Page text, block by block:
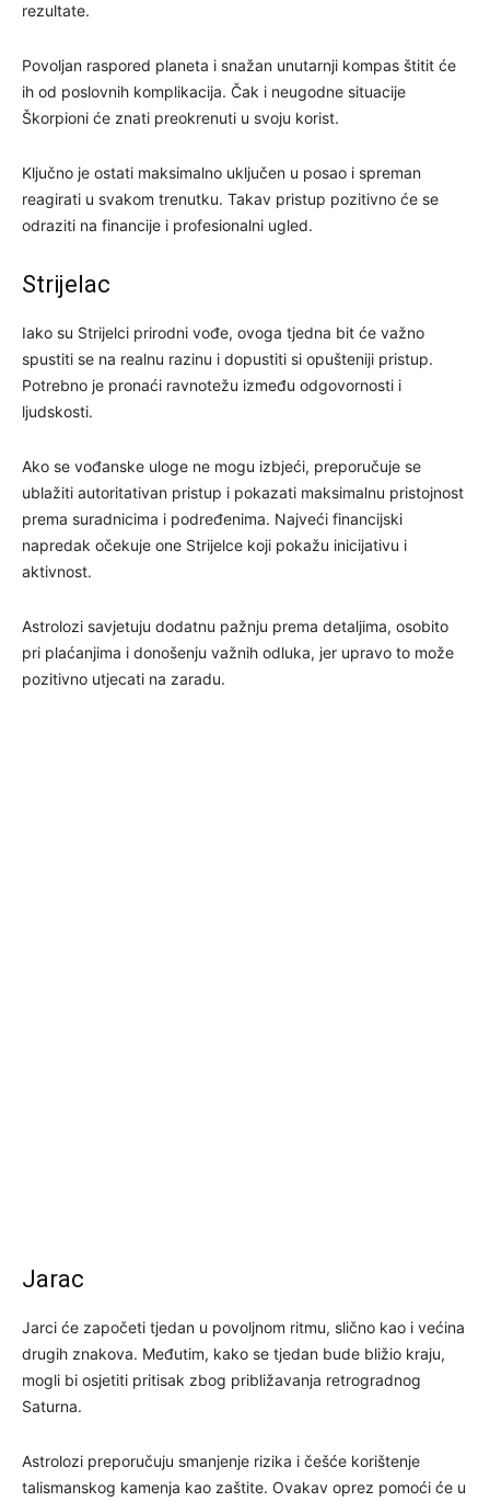
rezultate.
Povoljan raspored planeta i snažan unutarnji kompas štitit će
ih od poslovnih komplikacija. Čak i neugodne situacije
Škorpioni će znati preokrenuti u svoju korist.
Ključno je ostati maksimalno uključen u posao i spreman
reagirati u svakom trenutku. Takav pristup pozitivno će se
odraziti na financije i profesionalni ugled.
Strijelac
Iako su Strijelci prirodni vođe, ovoga tjedna bit će važno
spustiti se na realnu razinu i dopustiti si opušteniji pristup.
Potrebno je pronaći ravnotežu između odgovornosti i
ljudskosti.
Ako se vođanske uloge ne mogu izbjeći, preporučuje se
ublažiti autoritativan pristup i pokazati maksimalnu pristojnost
prema suradnicima i podređenima. Najveći financijski
napredak očekuje one Strijelce koji pokažu inicijativu i
aktivnost.
Astrolozi savjetuju dodatnu pažnju prema detaljima, osobito
pri plaćanjima i donošenju važnih odluka, jer upravo to može
pozitivno utjecati na zaradu.
Jarac
Jarci će započeti tjedan u povoljnom ritmu, slično kao i većina
drugih znakova. Međutim, kako se tjedan bude bližio kraju,
mogli bi osjetiti pritisak zbog približavanja retrogradnog
Saturna.
Astrolozi preporučuju smanjenje rizika i češće korištenje
talismanskog kamenja kao zaštite. Ovakav oprez pomoći će u